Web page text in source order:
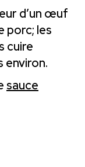
d’un œuf
porc; les
cuire
environ.
sauce